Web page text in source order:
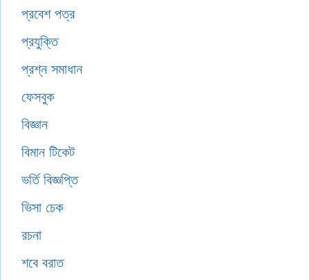
প্রবেশ পত্র
প্রযুক্তি
প্রশ্ন সমাধান
ফেসবুক
বিজ্ঞান
বিমান টিকেট
ভর্তি বিজ্ঞপ্তি
ভিসা চেক
রচনা
শবে বরাত